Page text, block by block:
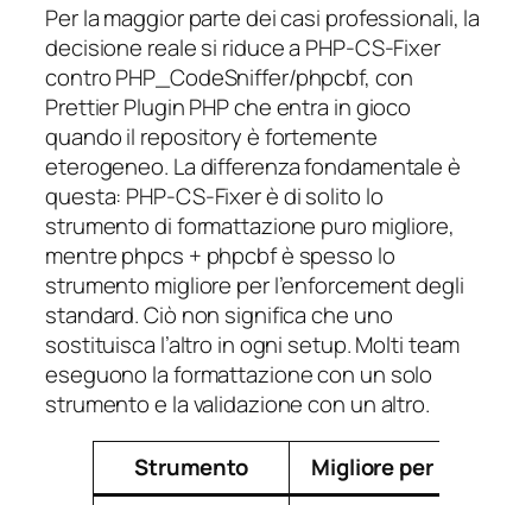
Per la maggior parte dei casi professionali, la
decisione reale si riduce a PHP-CS-Fixer
contro PHP_CodeSniffer/phpcbf, con
Prettier Plugin PHP che entra in gioco
quando il repository è fortemente
eterogeneo. La differenza fondamentale è
questa: PHP-CS-Fixer è di solito lo
strumento di formattazione puro migliore,
mentre phpcs + phpcbf è spesso lo
strumento migliore per l’enforcement degli
standard. Ciò non significa che uno
sostituisca l’altro in ogni setup. Molti team
eseguono la formattazione con un solo
strumento e la validazione con un altro.
Strumento Migliore per